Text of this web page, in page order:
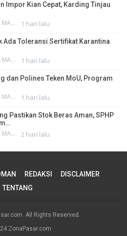
Impor Kian Cepat, Karding Tinjau
NANDA RIZKA MAHENDRA 1 hari lalu
Ada Toleransi Sertifikat Karantina
NANDA RIZKA MAHENDRA 1 hari lalu
dan Polines Teken MoU, Program
NANDA RIZKA MAHENDRA 1 hari lalu
Pastikan Stok Beras Aman, SPHP
NANDA RIZKA MAHENDRA 2 hari lalu
REDAKSI
DISCLAIMER
TENTANG
All Rights Reserved.
ZonaPasar.com